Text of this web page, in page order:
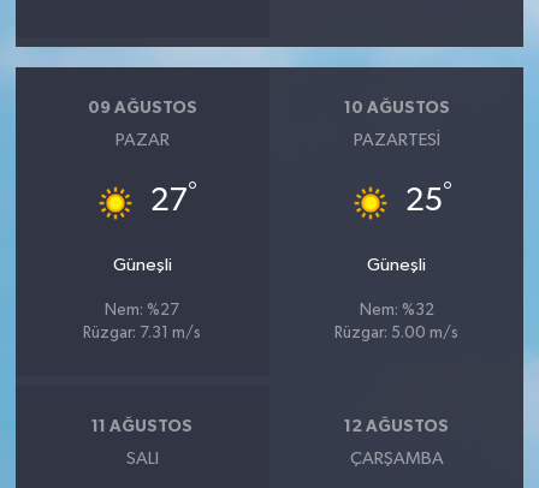
09 AĞUSTOS
PAZAR
27°
Güneşli
Nem: %27
Rüzgar: 7.31 m/s
10 AĞUSTOS
PAZARTESI
25°
Güneşli
Nem: %32
Rüzgar: 5.00 m/s
11 AĞUSTOS
SALI
12 AĞUSTOS
ÇARŞAMBA